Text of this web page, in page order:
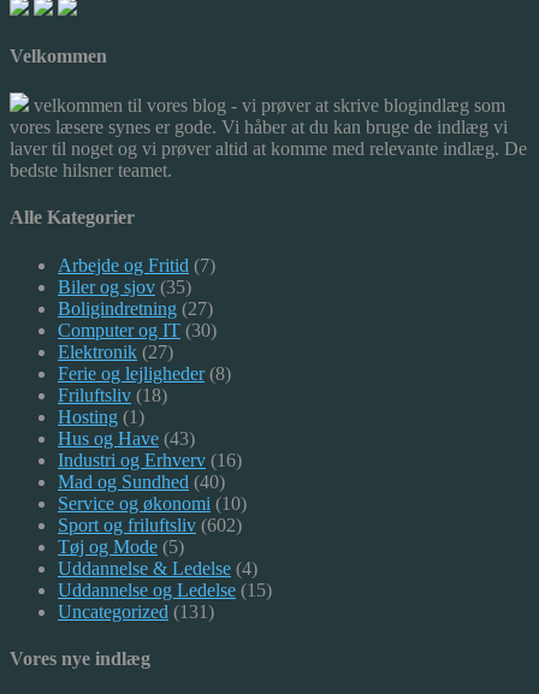
Velkommen
velkommen til vores blog - vi prøver at skrive blogindlæg som
vores læsere synes er gode. Vi håber at du kan bruge de indlæg vi
laver til noget og vi prøver altid at komme med relevante indlæg. De
bedste hilsner teamet.
Alle Kategorier
Arbejde og Fritid (7)
Biler og sjov (35)
Boligindretning (27)
Computer og IT (30)
Elektronik (27)
Ferie og lejligheder(8)
Friluftsliv (18)
Hosting (1)
Hus og Have (43)
Industri og Erhverv (16)
Mad og Sundhed (40)
Service og økonomi (10)
Sport og friluftsliv (602)
Tøj og Mode (5)
Uddannelse & Ledelse (4)
Uddannelse og Ledelse (15)
Uncategorized (131)
Vores nye indlæg